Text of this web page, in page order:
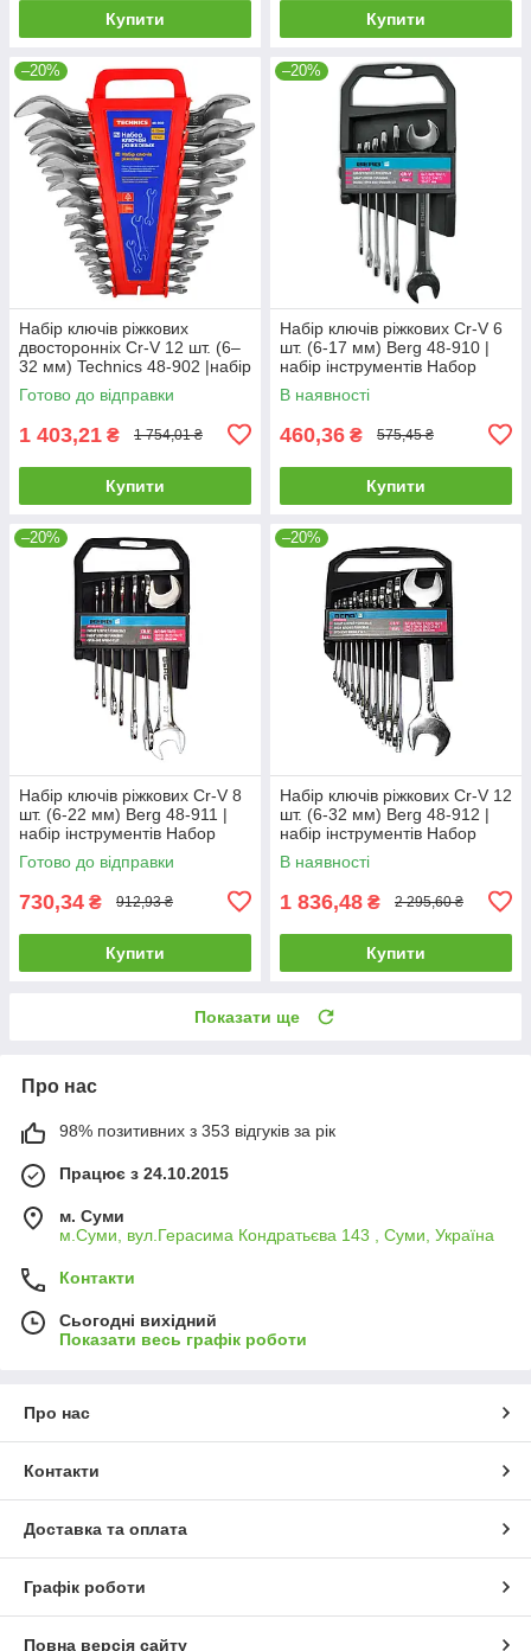
Купити Купити
–20%
Набір ключів ріжкових
двосторонніх Cr-V 12 шт. (6–
32 мм) Technics 48-902 |набір
інструментів Набор ключей
рожковых двухсторонних
Готово до відправки
1 403,21 ₴ 1 754,01 ₴
Купити
–20%
Набір ключів ріжкових Cr-V 6
шт. (6-17 мм) Berg 48-910 |
набір інструментів Набор
ключей рожковых Cr-V 6 шт.
(6-17 мм) Berg
В наявності
460,36 ₴ 575,45 ₴
Купити
–20%
Набір ключів ріжкових Cr-V 8
шт. (6-22 мм) Berg 48-911 |
набір інструментів Набор
ключей рожковых Cr-V 8 шт.
(6-22 мм) Berg
Готово до відправки
730,34 ₴ 912,93 ₴
Купити
–20%
Набір ключів ріжкових Cr-V 12
шт. (6-32 мм) Berg 48-912 |
набір інструментів Набор
ключей рожковых Cr-V 12 шт.
(6-32 мм) Berg
В наявності
1 836,48 ₴ 2 295,60 ₴
Купити
Показати ще
Про нас
98% позитивних з 353 відгуків за рік
Працює з 24.10.2015
м. Суми
м.Суми, вул.Герасима Кондратьєва 143 , Суми, Україна
Контакти
Сьогодні вихідний
Показати весь графік роботи
Про нас
Контакти
Доставка та оплата
Графік роботи
Повна версія сайту